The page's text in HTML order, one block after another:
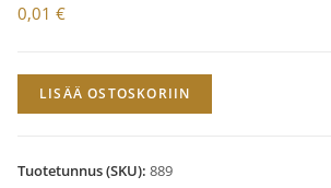
0,01 €
Automaattinen
luonnos
LISÄÄ OSTOSKORIIN
Tuotetunnus (SKU): 889